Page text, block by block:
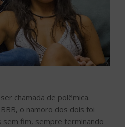
chamada de polêmica.
o namoro dos dois foi
sem fim, sempre terminando